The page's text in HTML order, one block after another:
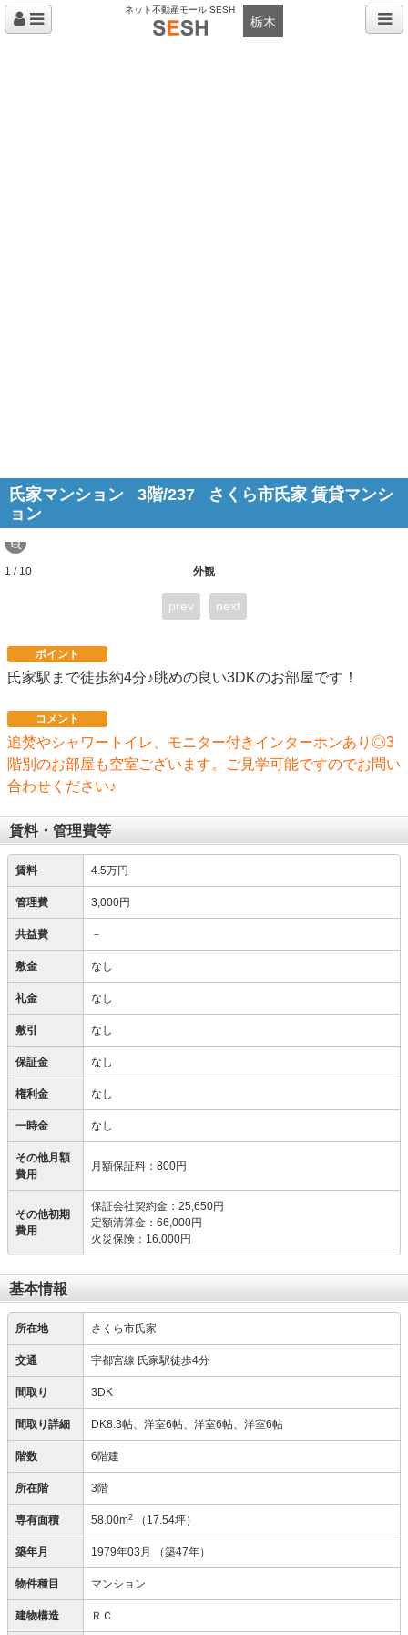
ネット不動産モール SESH
栃木
氏家マンション 3階/237
さくら市氏家 賃貸マンシ
ョン
外観
1 / 10
prev next
ポイント
氏家駅まで徒歩約4分♪眺めの良い3DKのお部屋です！
コメント
追焚やシャワートイレ、モニター付きインターホンあり◎3
階別のお部屋も空室ございます。ご見学可能ですのでお問い
合わせください♪
賃料・管理費等
賃料 4.5万円
管理費 3,000円
共益費 －
敷金 なし
礼金 なし
敷引 なし
保証金 なし
権利金 なし
一時金 なし
その他月額
費用
月額保証料 ： 800円
その他初期
費用
保証会社契約金 ： 25,650円
定額清算金 ： 66,000円
火災保険 ： 16,000円
基本情報
所在地 さくら市氏家
交通 宇都宮線 氏家駅徒歩4分
間取り 3DK
間取り詳細 DK8.3帖、洋室6帖、洋室6帖、洋室6帖
階数 6階建
所在階 3階
専有面積 58.00m2 （17.54坪）
築年月 1979年03月 （築47年）
物件種目 マンション
建物構造 ＲＣ